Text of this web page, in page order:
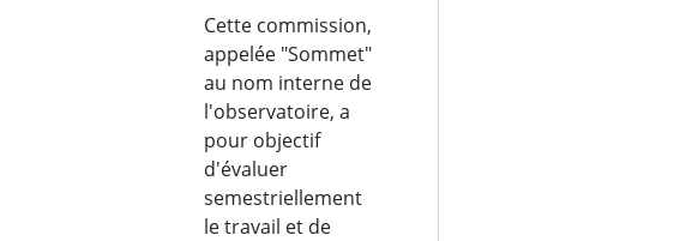
Cette commission,
appelée "Sommet"
au nom interne de
l'observatoire, a
pour objectif
d'évaluer
semestriellement
le travail et de